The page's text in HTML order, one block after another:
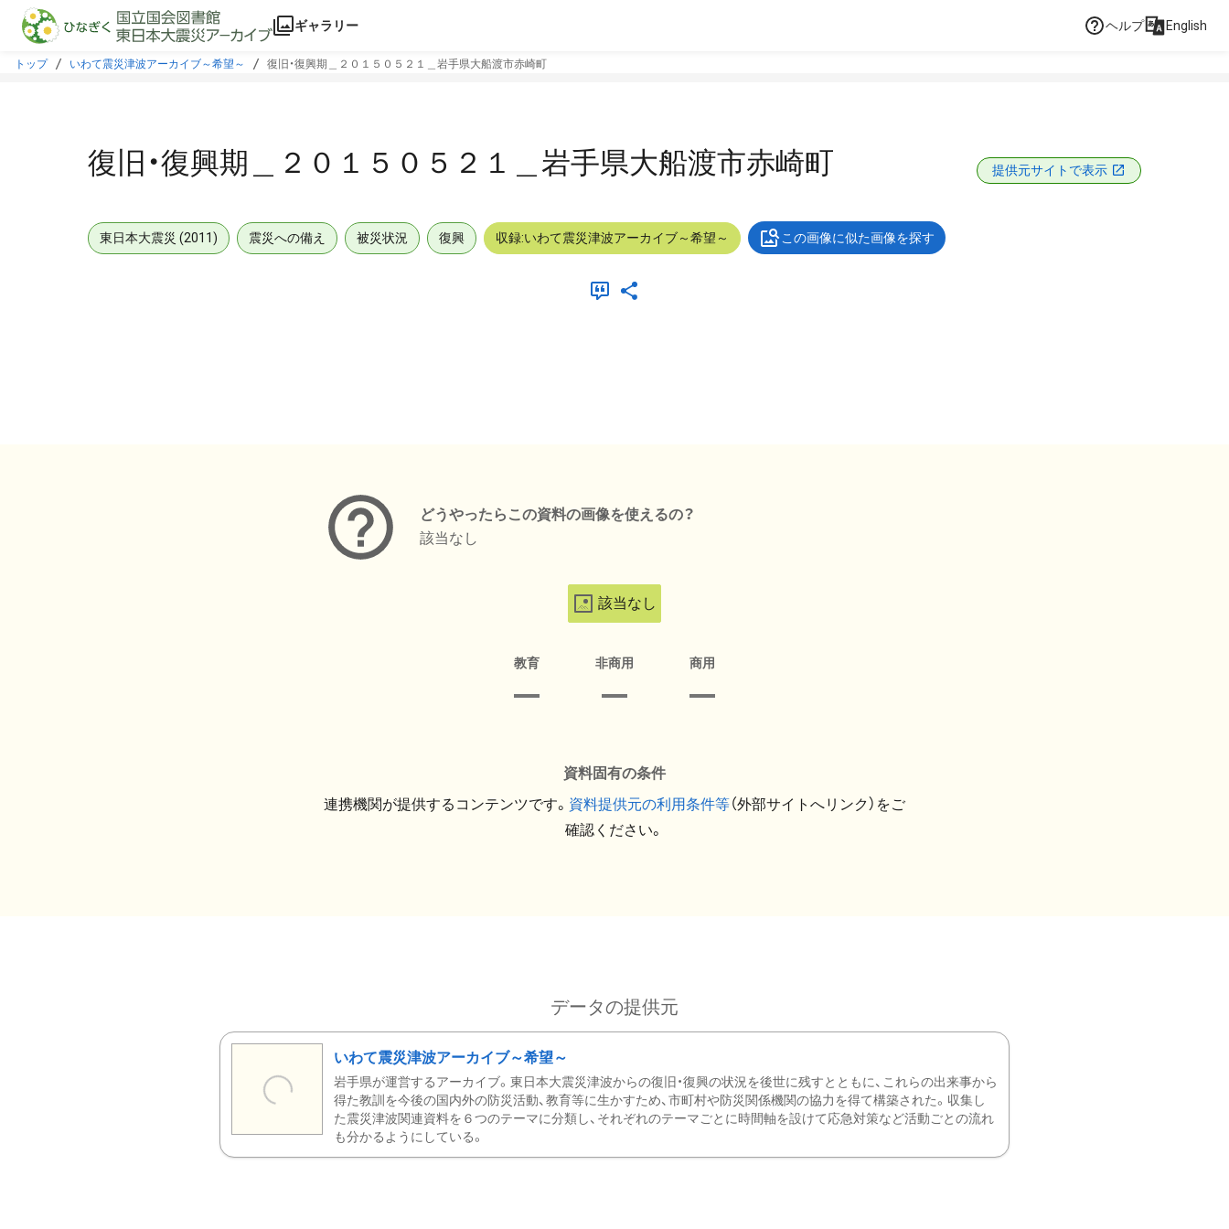
本文に飛ぶ
ギャラリー ヘルプ English
トップ いわて震災津波アーカイブ～希望～ 復旧・復興期＿２０１５０５２１＿岩手県大船渡市赤崎町
復旧・復興期＿２０１５０５２１＿岩手県大船渡市赤崎町 提供元サイトで表示
東日本大震災 (2011) 震災への備え 被災状況 復興 収録:いわて震災津波アーカイブ～希望～ この画像に似た画像を探す
どうやったらこの資料の画像を使えるの？
該当なし
該当なし
教育 非商用 商用
資料固有の条件
連携機関が提供するコンテンツです。 資料提供元の利用条件等（外部サイトへリンク）をご
確認ください。
データの提供元
いわて震災津波アーカイブ～希望～
岩手県が運営するアーカイブ。東日本大震災津波からの復旧・復興の状況を後世に残すとともに、これらの出来事から
得た教訓を今後の国内外の防災活動、教育等に生かすため、市町村や防災関係機関の協力を得て構築された。収集し
た震災津波関連資料を６つのテーマに分類し、それぞれのテーマごとに時間軸を設けて応急対策など活動ごとの流れ
も分かるようにしている。